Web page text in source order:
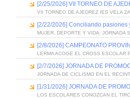
[2/25/2026] VII TORNEO DE
VII TORNEO DE AJEDREZ IES VELA
[2/22/2026] Conciliando
MUJER, DEPORTE Y VIDA: JORNADA
[2/8/2026] CAMPEONATO
LERMA ACOGE EL CROSS ESCOLAR
[2/7/2026] JORNADA DE
JORNADA DE CICLISMO EN EL
[1/31/2026] JORNADA DE
LOS ESCOLARES CONOZCAN EL